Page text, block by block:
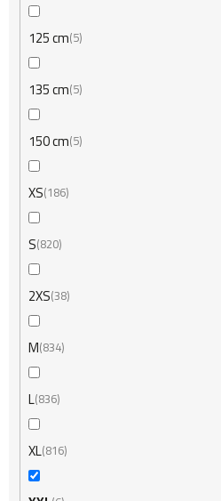
125 cm 5
135 cm 5
150 cm 5
XS 186
S 820
2XS 38
M 834
L 836
XL 816